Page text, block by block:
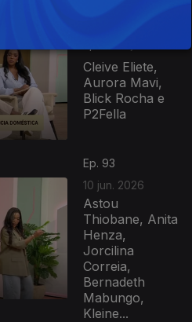
Cleive Eliete,
Aurora Mavi,
Blick Rocha e
P2Fella
Ep. 93
10 jun. 2026
Astou
Thiobane, Anita
Henza,
Jorcilina
Correia,
Bernadeth
Mabungo,
Kleine...